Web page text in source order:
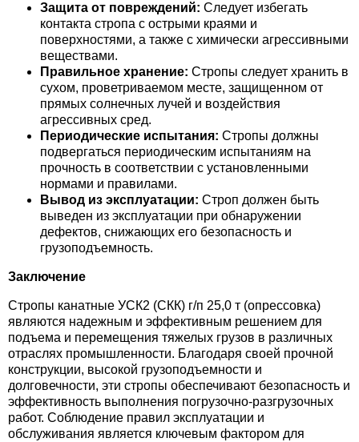
Защита от повреждений: Следует избегать
контакта стропа с острыми краями и
поверхностями, а также с химически агрессивными
веществами.
Правильное хранение: Стропы следует хранить в
сухом, проветриваемом месте, защищенном от
прямых солнечных лучей и воздействия
агрессивных сред.
Периодические испытания: Стропы должны
подвергаться периодическим испытаниям на
прочность в соответствии с установленными
нормами и правилами.
Вывод из эксплуатации: Строп должен быть
выведен из эксплуатации при обнаружении
дефектов, снижающих его безопасность и
грузоподъемность.
Заключение
Стропы канатные УСК2 (СКК) г/п 25,0 т (опрессовка)
являются надежным и эффективным решением для
подъема и перемещения тяжелых грузов в различных
отраслях промышленности. Благодаря своей прочной
конструкции, высокой грузоподъемности и
долговечности, эти стропы обеспечивают безопасность и
эффективность выполнения погрузочно-разгрузочных
работ. Соблюдение правил эксплуатации и
обслуживания является ключевым фактором для